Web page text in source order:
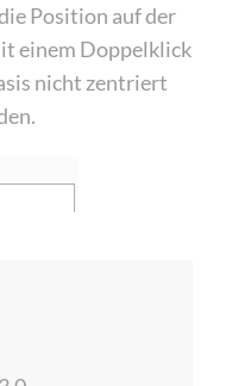
Position auf der
einem Doppelklick
nicht zentriert